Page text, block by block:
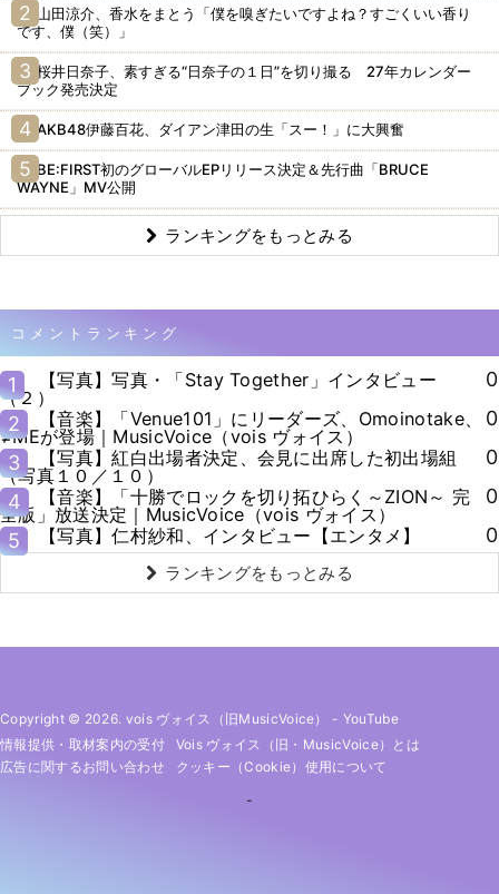
山田涼介、香水をまとう「僕を嗅ぎたいですよね？すごくいい香り
です、僕（笑）」
桜井日奈子、素すぎる“日奈子の１日”を切り撮る 27年カレンダー
ブック発売決定
AKB48伊藤百花、ダイアン津田の生「スー！」に大興奮
BE:FIRST初のグローバルEPリリース決定＆先行曲「BRUCE
WAYNE」MV公開
ランキングをもっとみる
コメントランキング
1
【写真】写真・「Stay Together」インタビュー
（２）
0
2
【音楽】「Venue101」にリーダーズ、Omoinotake、
≠MEが登場｜MusicVoice（vois ヴォイス）
0
3
【写真】紅白出場者決定、会見に出席した初出場組
（写真１０／１０）
0
4
【音楽】「十勝でロックを切り拓ひらく～ZION～ 完
全版」放送決定｜MusicVoice（vois ヴォイス）
0
5
【写真】仁村紗和、インタビュー【エンタメ】 0
ランキングをもっとみる
Copyright © 2026. vois ヴォイス（旧MusicVoice） - YouTube
情報提供・取材案内の受付
Vois ヴォイス（旧・MusicVoice）とは
広告に関するお問い合わせ
クッキー（cookie）使用について
-